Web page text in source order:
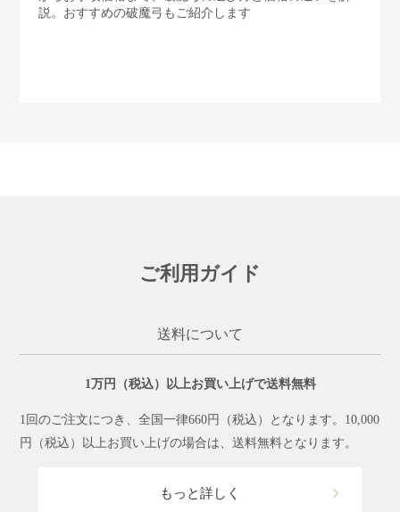
説。おすすめの破魔弓もご紹介します
ご利用ガイド
送料について
1万円（税込）以上お買い上げで送料無料
1回のご注文につき、全国一律660円（税込）となります。10,000
円（税込）以上お買い上げの場合は、送料無料となります。
もっと詳しく